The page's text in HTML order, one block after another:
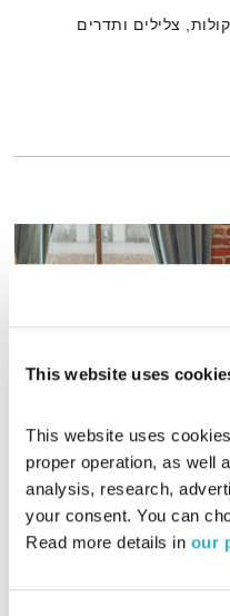
This website uses
This website uses
proper operation, as well
analysis, research,
your consent. You can
Read more details in our
צלילים ותדרים